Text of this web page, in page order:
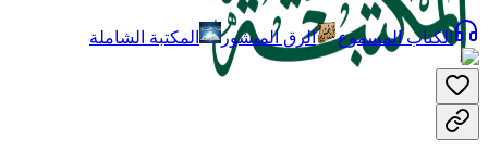
الكتاب المسموع الرق المنشور المكتبة الشاملة